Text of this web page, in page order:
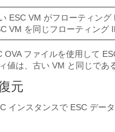
ESC VM がフローティン
VM を同じフローティング
ファイルを使用して
値は、古い VM と同じであ
元
インスタンスで ESC デー